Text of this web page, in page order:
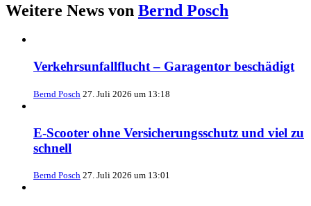
Weitere News von Bernd Posch
Verkehrsunfallflucht – Garagentor beschädigt
Bernd Posch 27. Juli 2026 um 13:18
E-Scooter ohne Versicherungsschutz und viel zu
schnell
Bernd Posch 27. Juli 2026 um 13:01